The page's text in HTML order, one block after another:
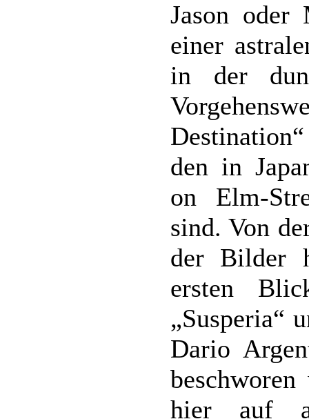
Jason oder
einer
in der
den in
on Elm-
sind. Von
der Bilder
ersten
„Susperia“
Dario
hier auf